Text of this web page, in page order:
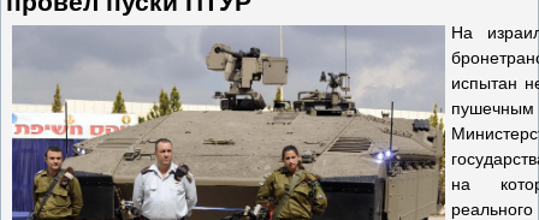
На
испытан
пушечным
на